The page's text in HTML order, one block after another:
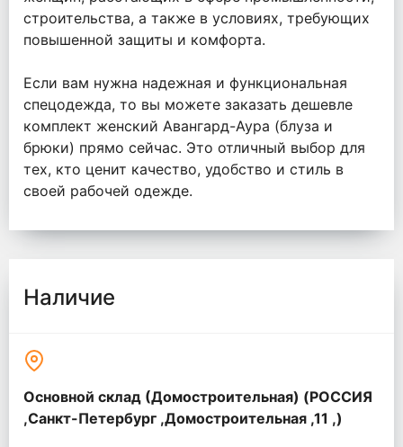
строительства, а также в условиях, требующих
повышенной защиты и комфорта.
Если вам нужна надежная и функциональная
спецодежда, то вы можете заказать дешевле
комплект женский Авангард-Аура (блуза и
брюки) прямо сейчас. Это отличный выбор для
тех, кто ценит качество, удобство и стиль в
своей рабочей одежде.
Наличие
Основной склад (Домостроительная) (РОССИЯ
,Санкт-Петербург ,Домостроительная ,11 ,)